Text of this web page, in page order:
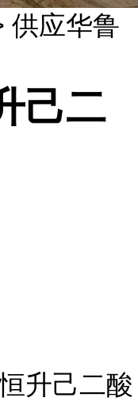
供应华鲁
己二
升己二酸